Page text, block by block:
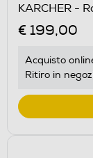
KARCHER -
€ 199,00
Acquisto
Ritiro in